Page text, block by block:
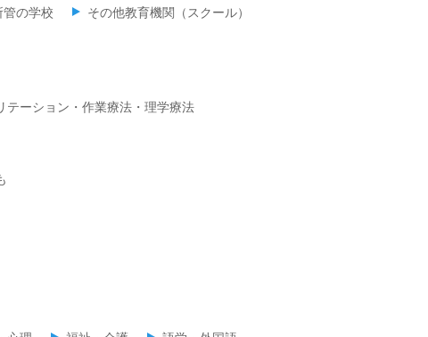
の学校
その他教育機関（スクール）
テーション・作業療法・理学療法